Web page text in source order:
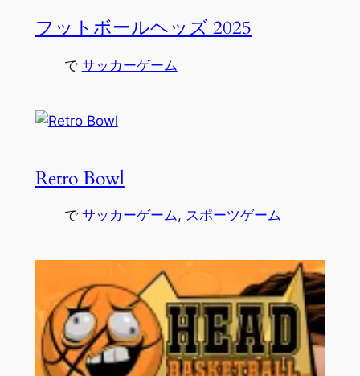
フットボールヘッズ 2025
で サッカーゲーム
Retro Bowl
で サッカーゲーム, スポーツゲーム